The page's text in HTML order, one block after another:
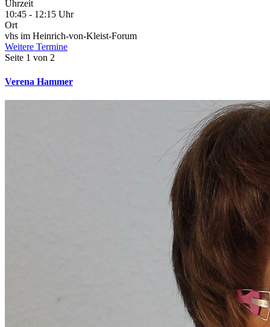
Uhrzeit
10:45 - 12:15 Uhr
Ort
vhs im Heinrich-von-Kleist-Forum
Weitere Termine
Seite 1 von 2
Verena Hammer